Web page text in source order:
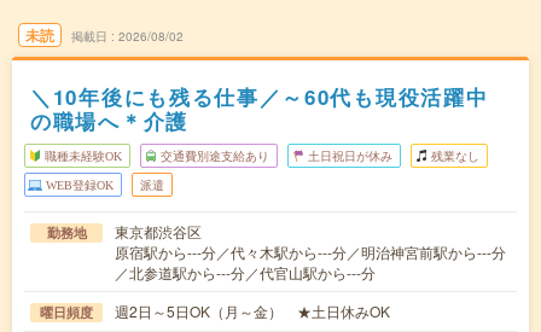
未読 掲載日 2026/08/02
＼10年後にも残る仕事／～60代も現役活躍中
の職場へ＊介護
職種未経験OK 交通費別途支給あり 土日祝日が休み 残業なし
WEB登録OK 派遣
勤務地
東京都渋谷区
原宿駅から---分／代々木駅から---分／明治神宮前駅から---分
／北参道駅から---分／代官山駅から---分
曜日頻度 週2日～5日OK（月～金） ★土日休みOK